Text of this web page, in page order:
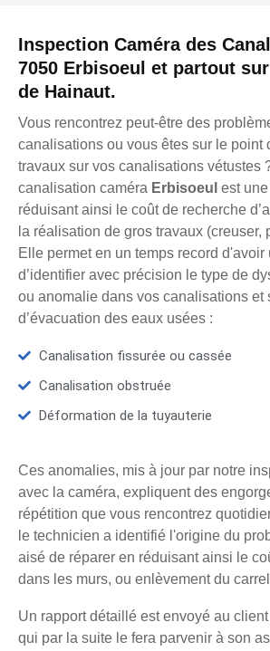
Inspection Caméra des
7050 Erbisoeul et partout
de Hainaut.
Vous rencontrez peut-être des
canalisations ou vous êtes sur le point
travaux sur vos canalisations vétustes
canalisation caméra Erbisoeul est
réduisant ainsi le coût de recherche
la réalisation de gros travaux
Elle permet en un temps record
d’identifier avec précision le type de
ou anomalie dans vos canalisations et
d’évacuation des eaux usées :
Canalisation fissurée ou cassée
Canalisation obstruée
Déformation de la tuyauterie
Ces anomalies, mis à jour par notre
avec la caméra, expliquent des
répétition que vous rencontrez
le technicien a identifié l'origine du
aisé de réparer en réduisant ainsi le
dans les murs, ou enlèvement du
Un rapport détaillé est envoyé au
qui par la suite le fera parvenir à son